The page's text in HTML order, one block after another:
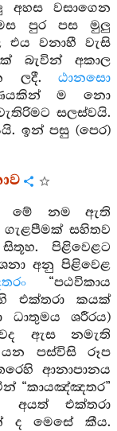
අහස වසාගෙන
පුර පස මුලු
එය වනාහී වැසි
බැවින් අකාල
ලදී. ඨානසො
ම නො
සලස්වයි.
ඉන් පසු (පෙර)
මේ නම ඇති
ගැළපීමක් සහිතව
පිළිවෙළට
අනු පිළිවෙළ
“පඨවිකාය
එක්තරා කයක්
ශරීරය)
ඇස නමැති
පස්විසි රූප
ආනාපානය
“කායඤ්ඤතර”
අයත් එක්තරා
ද මෙසේ කීය.